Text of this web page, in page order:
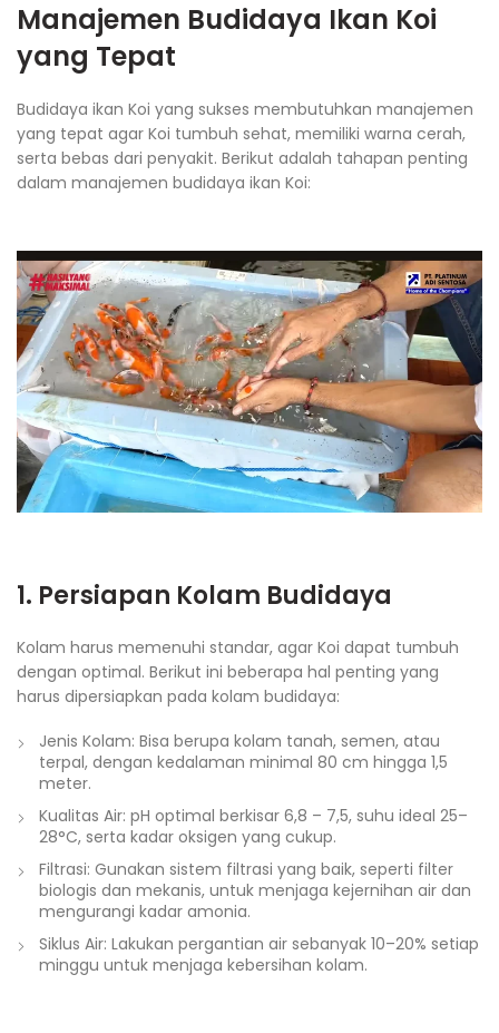
Manajemen Budidaya Ikan Koi
yang Tepat
Budidaya ikan Koi yang sukses membutuhkan manajemen
yang tepat agar Koi tumbuh sehat, memiliki warna cerah,
serta bebas dari penyakit. Berikut adalah tahapan penting
dalam manajemen budidaya ikan Koi:
1. Persiapan Kolam Budidaya
Kolam harus memenuhi standar, agar Koi dapat tumbuh
dengan optimal. Berikut ini beberapa hal penting yang
harus dipersiapkan pada kolam budidaya:
Jenis Kolam: Bisa berupa kolam tanah, semen, atau
terpal, dengan kedalaman minimal 80 cm hingga 1,5
meter.
Kualitas Air: pH optimal berkisar 6,8 – 7,5, suhu ideal 25–
28°C, serta kadar oksigen yang cukup.
Filtrasi: Gunakan sistem filtrasi yang baik, seperti filter
biologis dan mekanis, untuk menjaga kejernihan air dan
mengurangi kadar amonia.
Siklus Air: Lakukan pergantian air sebanyak 10–20% setiap
minggu untuk menjaga kebersihan kolam.